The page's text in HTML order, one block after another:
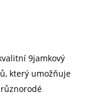
9jamkový
který umožňuje